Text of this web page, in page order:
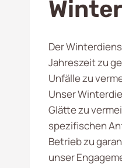
Der
Jahreszeit zu
Unfälle zu
Unser
Glätte zu
spezifischen
Betrieb zu
unser